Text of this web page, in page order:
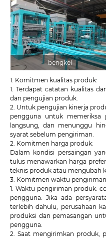
bengkel
1. Komitmen kualitas produk:
1. Terdapat catatan kualitas
dan pengujian produk.
2. Untuk pengujian kinerja
pengguna untuk memeriksa
langsung, dan menunggu
syarat sebelum pengiriman.
2. Komitmen harga produk:
Dalam kondisi persaingan
tulus menawarkan harga
teknis produk atau mengubah
3. Komitmen waktu
1. Waktu pengiriman produk:
pengguna. Jika ada
terlebih dahulu, perusahaan
produksi dan pemasangan
pengguna.
2. Saat mengirimkan produk,